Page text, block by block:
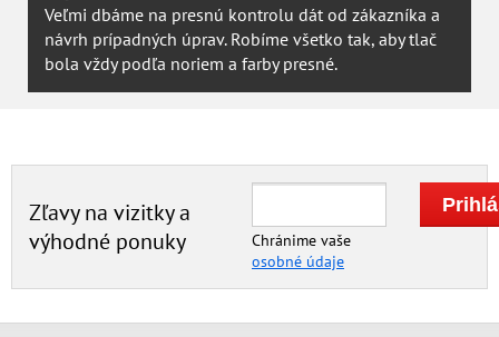
Veľmi dbáme na presnú kontrolu dát od zákazníka a
návrh prípadných úprav. Robíme všetko tak, aby tlač
bola vždy podľa noriem a farby presné.
Zľavy na vizitky a
výhodné ponuky
Chránime vaše
osobné údaje